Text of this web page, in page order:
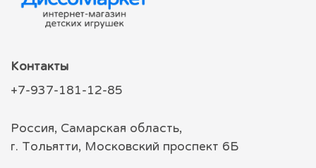
Контакты
+7-937-181-12-85
Россия, Самарская область,
г. Тольятти, Московский проспект 6Б